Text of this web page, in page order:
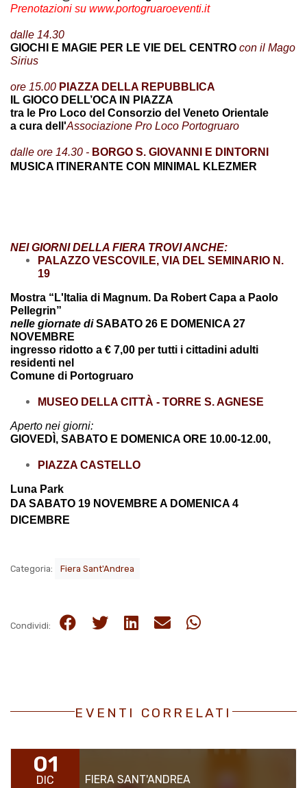
Prenotazioni su www.portogruaroeventi.it
dalle 14.30
GIOCHI E MAGIE PER LE VIE DEL CENTRO con il Mago
Sirius
ore 15.00 PIAZZA DELLA REPUBBLICA
IL GIOCO DELL’OCA IN PIAZZA
tra le Pro Loco del Consorzio del Veneto Orientale
a cura dell'Associazione Pro Loco Portogruaro
dalle ore 14.30 - BORGO S. GIOVANNI E DINTORNI
MUSICA ITINERANTE CON MINIMAL KLEZMER
NEI GIORNI DELLA FIERA TROVI ANCHE:
PALAZZO VESCOVILE, VIA DEL SEMINARIO N.
19
Mostra “L'Italia di Magnum. Da Robert Capa a Paolo
Pellegrin”
nelle giornate diSABATO 26 E DOMENICA 27
NOVEMBRE
ingresso ridotto a € 7,00 per tutti i cittadini adulti
residenti nel
Comune di Portogruaro
MUSEO DELLA CITTÀ - TORRE S. AGNESE
Aperto nei giorni:
GIOVEDÌ, SABATO E DOMENICA ORE 10.00-12.00,
PIAZZA CASTELLO
Luna Park
DA SABATO 19 NOVEMBRE A DOMENICA 4
DICEMBRE
Categoria: Fiera Sant'Andrea
Condividi:
EVENTI CORRELATI
01
DIC
FIERA SANT'ANDREA